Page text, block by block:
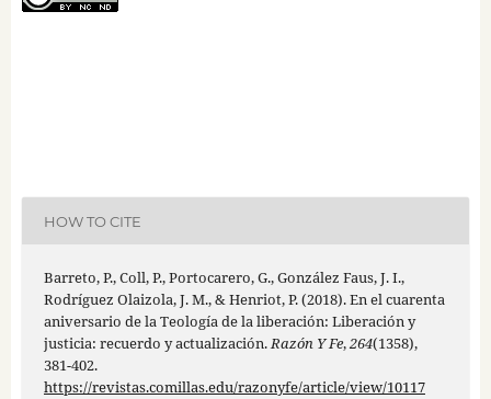
HOW TO CITE
Barreto, P., Coll, P., Portocarero, G., González Faus, J. I.,
Rodríguez Olaizola, J. M., & Henriot, P. (2018). En el cuarenta
aniversario de la Teología de la liberación: Liberación y
justicia: recuerdo y actualización.Razón Y Fe,264(1358),
381-402.
https://revistas.comillas.edu/razonyfe/article/view/10117